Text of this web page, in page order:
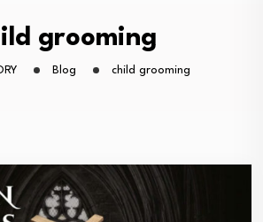
grooming
Blog child grooming